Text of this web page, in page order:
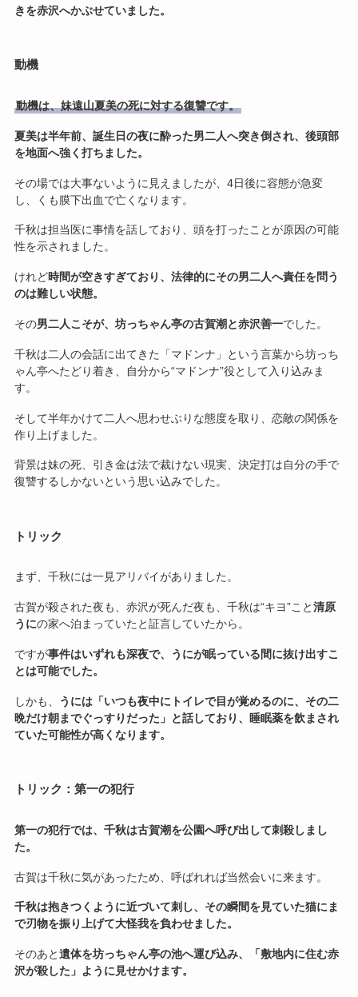
きを赤沢へかぶせていました。
動機
動機は、妹遠山夏美の死に対する復讐です。
夏美は半年前、誕生日の夜に酔った男二人へ突き倒され、後頭部
を地面へ強く打ちました。
その場では大事ないように見えましたが、4日後に容態が急変
し、くも膜下出血で亡くなります。
千秋は担当医に事情を話しており、頭を打ったことが原因の可能
性を示されました。
けれど時間が空きすぎており、法律的にその男二人へ責任を問う
のは難しい状態。
その男二人こそが、坊っちゃん亭の古賀潮と赤沢善一でした。
千秋は二人の会話に出てきた「マドンナ」という言葉から坊っち
ゃん亭へたどり着き、自分から“マドンナ”役として入り込みま
す。
そして半年かけて二人へ思わせぶりな態度を取り、恋敵の関係を
作り上げました。
背景は妹の死、引き金は法で裁けない現実、決定打は自分の手で
復讐するしかないという思い込みでした。
トリック
まず、千秋には一見アリバイがありました。
古賀が殺された夜も、赤沢が死んだ夜も、千秋は“キヨ”こと清原
うにの家へ泊まっていたと証言していたから。
ですが事件はいずれも深夜で、うにが眠っている間に抜け出すこ
とは可能でした。
しかも、
うには「いつも夜中にトイレで目が覚めるのに、その二
晩だけ朝までぐっすりだった」と話しており、睡眠薬を飲まされ
ていた可能性が高くなります。
トリック ：第一の犯行
第一の犯行では、千秋は古賀潮を公園へ呼び出して刺殺しまし
た。
古賀は千秋に気があったため、呼ばれれば当然会いに来ます。
千秋は抱きつくように近づいて刺し、その瞬間を見ていた猫にま
で刃物を振り上げて大怪我を負わせました。
そのあと遺体を坊っちゃん亭の池へ運び込み、「敷地内に住む赤
沢が殺した」ように見せかけます。